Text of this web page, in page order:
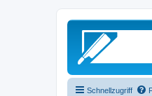
Schnellzugriff